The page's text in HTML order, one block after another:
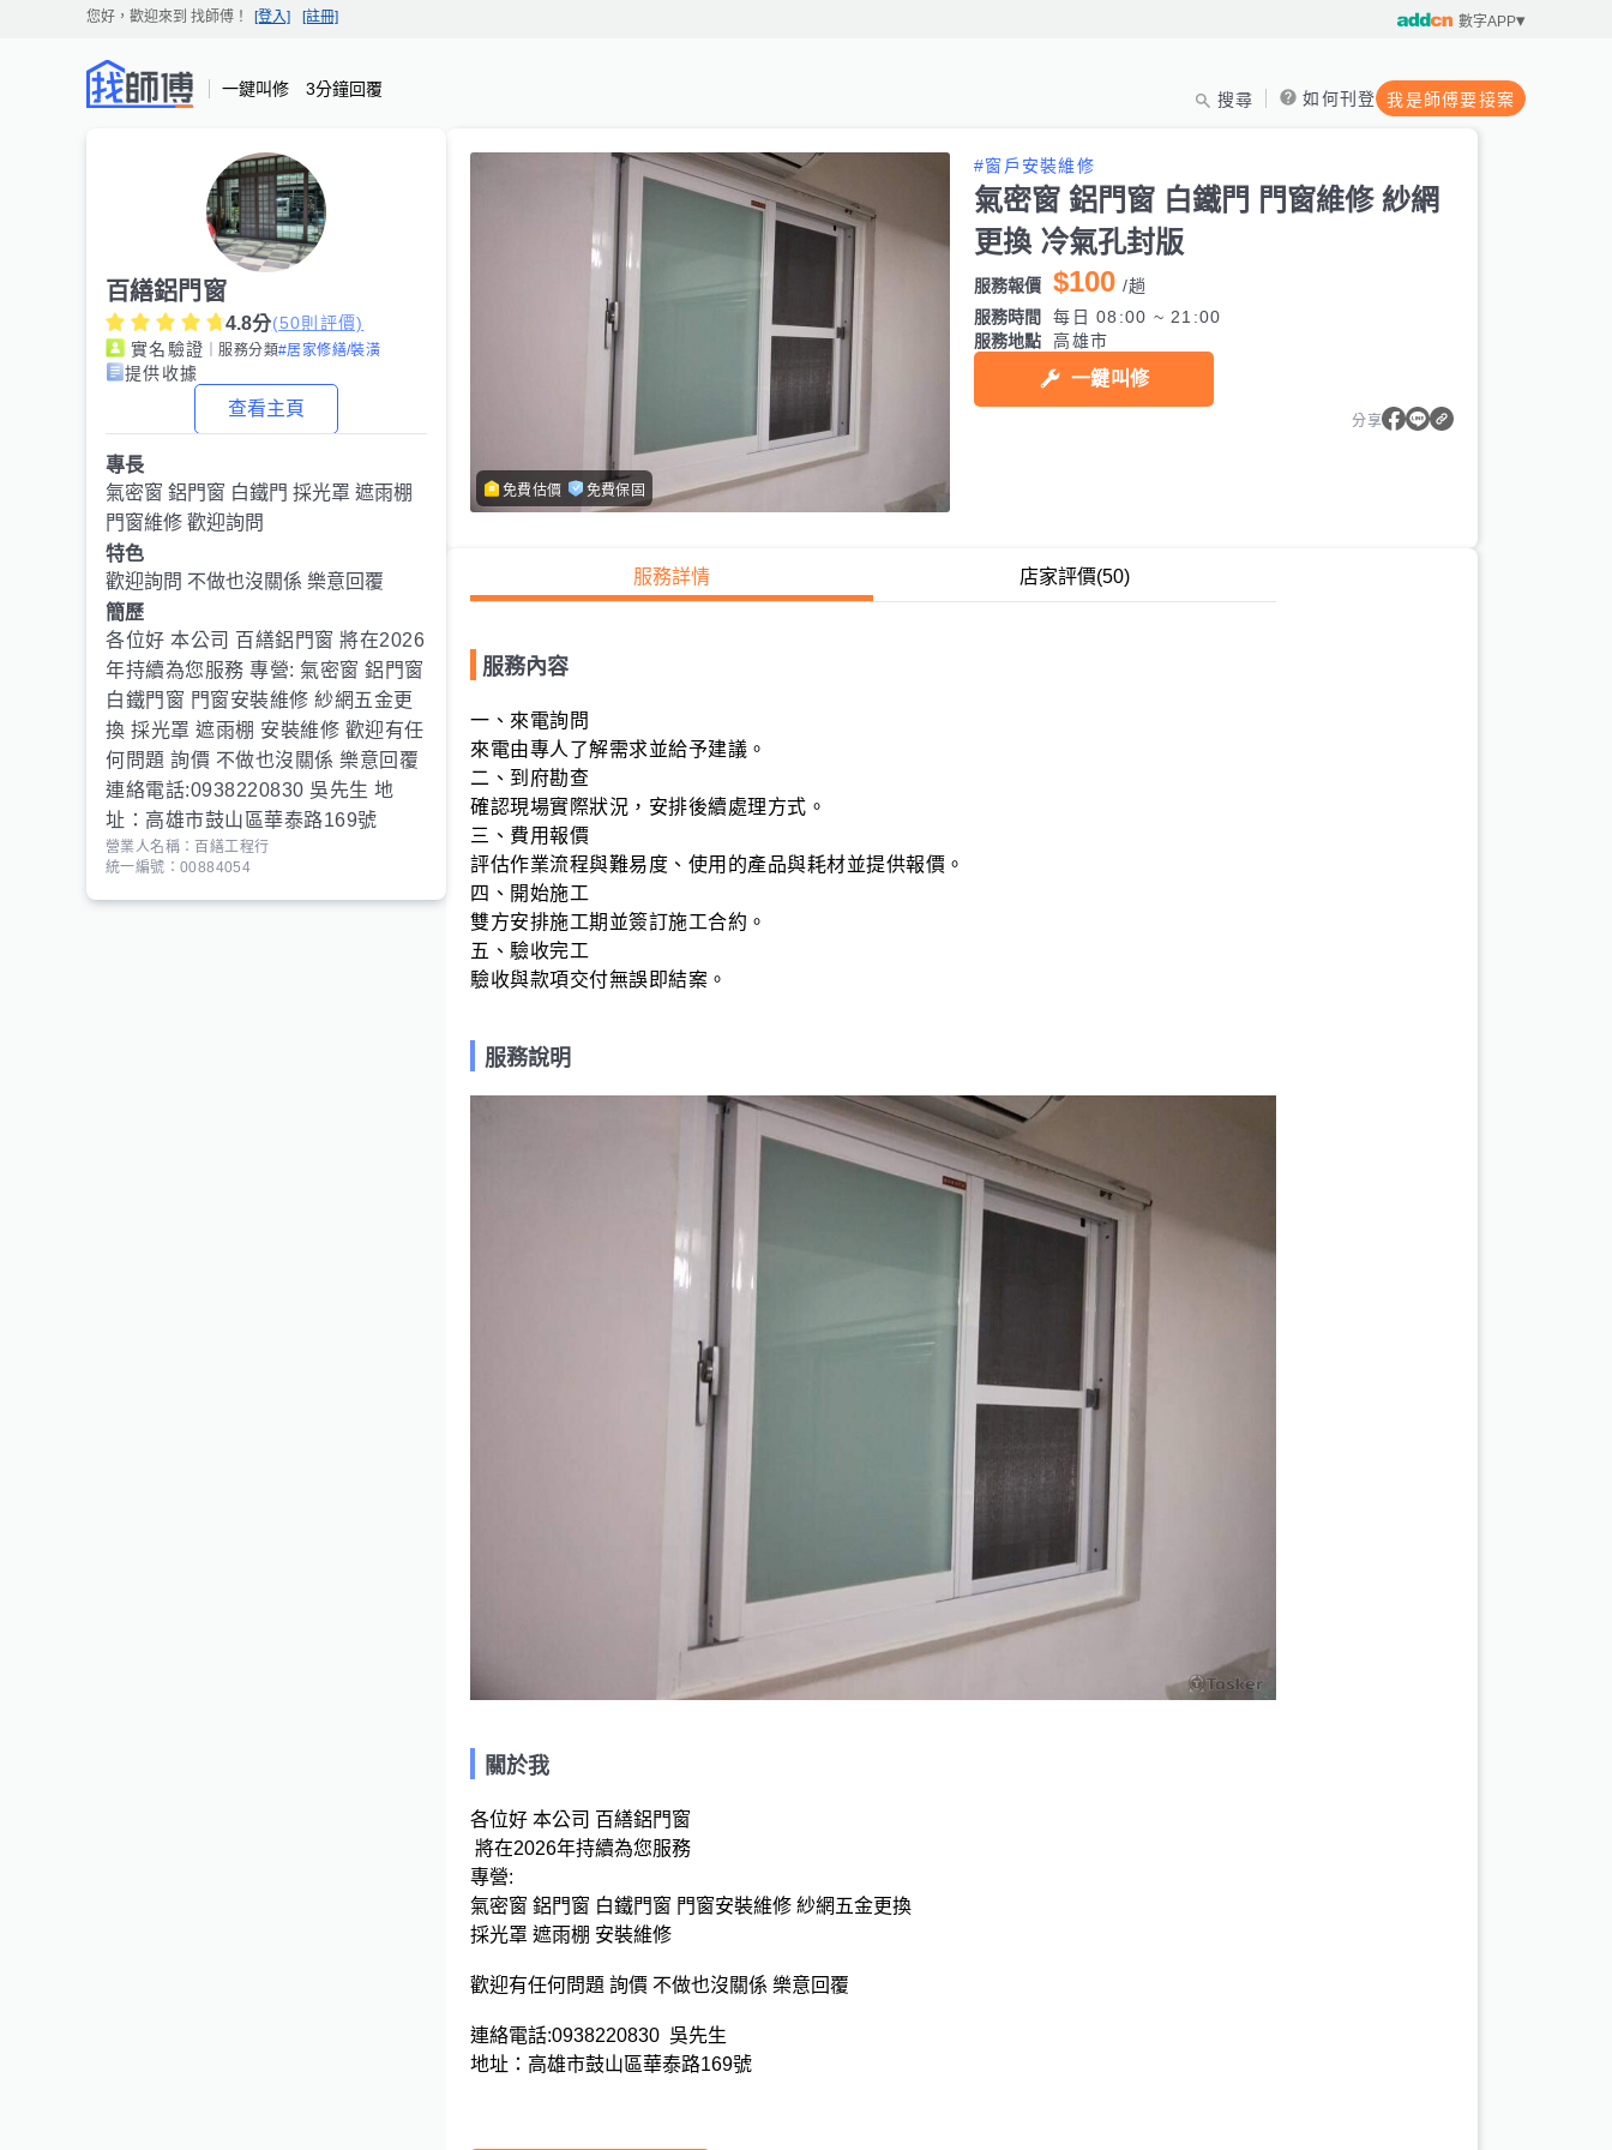
您好，歡迎來到 找師傅 ！ [登入] [註冊] 數字APP
一鍵叫修 3分鐘回覆
搜尋 如何刊登 我是師傅要接案
百繕鋁門窗
4.8分(50則評價)
實名驗證 ｜服務分類#居家修繕/裝潢
提供收據
查看主頁
專長
氣密窗 鋁門窗 白鐵門 採光罩 遮雨棚
門窗維修 歡迎詢問
特色
歡迎詢問 不做也沒關係 樂意回覆
簡歷
各位好 本公司 百繕鋁門窗 將在2026
年持續為您服務 專營: 氣密窗 鋁門窗
白鐵門窗 門窗安裝維修 紗網五金更
換 採光罩 遮雨棚 安裝維修 歡迎有任
何問題 詢價 不做也沒關係 樂意回覆
連絡電話:0938220830 吳先生 地
址：高雄市鼓山區華泰路169號
營業人名稱：百繕工程行
統一編號：00884054
免費估價 免費保固
#窗戶安裝維修
氣密窗 鋁門窗 白鐵門 門窗維修 紗網
更換 冷氣孔封版
服務報價 $100 /趟
服務時間
每日 08:00 ~ 21:00
服務地點
高雄市
一鍵叫修
分享
服務詳情 店家評價(50)
服務內容
一、來電詢問
來電由專人了解需求並給予建議。
二、到府勘查
確認現場實際狀況，安排後續處理方式。
三、費用報價
評估作業流程與難易度、使用的產品與耗材並提供報價。
四、開始施工
雙方安排施工期並簽訂施工合約。
五、驗收完工
驗收與款項交付無誤即結案。
服務說明
關於我
各位好 本公司 百繕鋁門窗
專營:
氣密窗 鋁門窗 白鐵門窗 門窗安裝維修 紗網五金更換
採光罩 遮雨棚 安裝維修
歡迎有任何問題 詢價 不做也沒關係 樂意回覆
連絡電話:0938220830  吳先生
地址：高雄市鼓山區華泰路169號